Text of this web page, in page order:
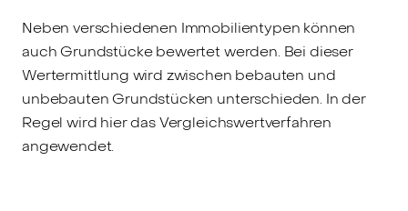
Neben verschiedenen Immobilientypen können
auch Grundstücke bewertet werden. Bei dieser
Wertermittlung wird zwischen bebauten und
unbebauten Grundstücken unterschieden. In der
Regel wird hier das Vergleichswertverfahren
angewendet.